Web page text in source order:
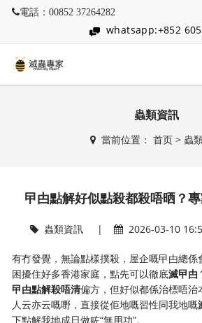
電話：00852 37264282
whatsapp:+852
蟲類資訊
當前位置： 首页> 蟲
曱甴點解好似點殺都殺唔晒？
蟲類資訊| 2026-03-10
有冇發覺，無論點樣撲殺，屋企嘅曱甴總係
困擾住好多香港家庭，點先可以徹底滅曱甴
曱甴點解殺唔清偏方，但好似都係治標唔治
人云亦云嘅嘢，直接從佢地嘅習性同我地嘅
下點解我地成日做咗“無用功”。